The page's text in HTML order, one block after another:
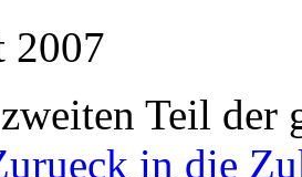
2007
Teil der
in die